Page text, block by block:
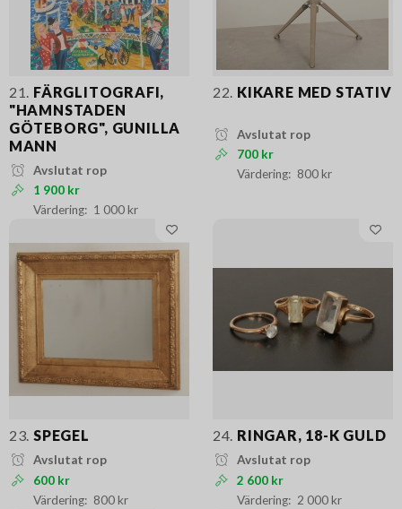
21.
FÄRGLITOGRAFI,
"HAMNSTADEN
GÖTEBORG", GUNILLA
MANN
Avslutat rop
1 900 kr
1 000 kr
22. KIKARE MED STATIV
Avslutat rop
700 kr
800 kr
23. SPEGEL
Avslutat rop
600 kr
800 kr
24. RINGAR, 18-K GULD
Avslutat rop
2 600 kr
2 000 kr